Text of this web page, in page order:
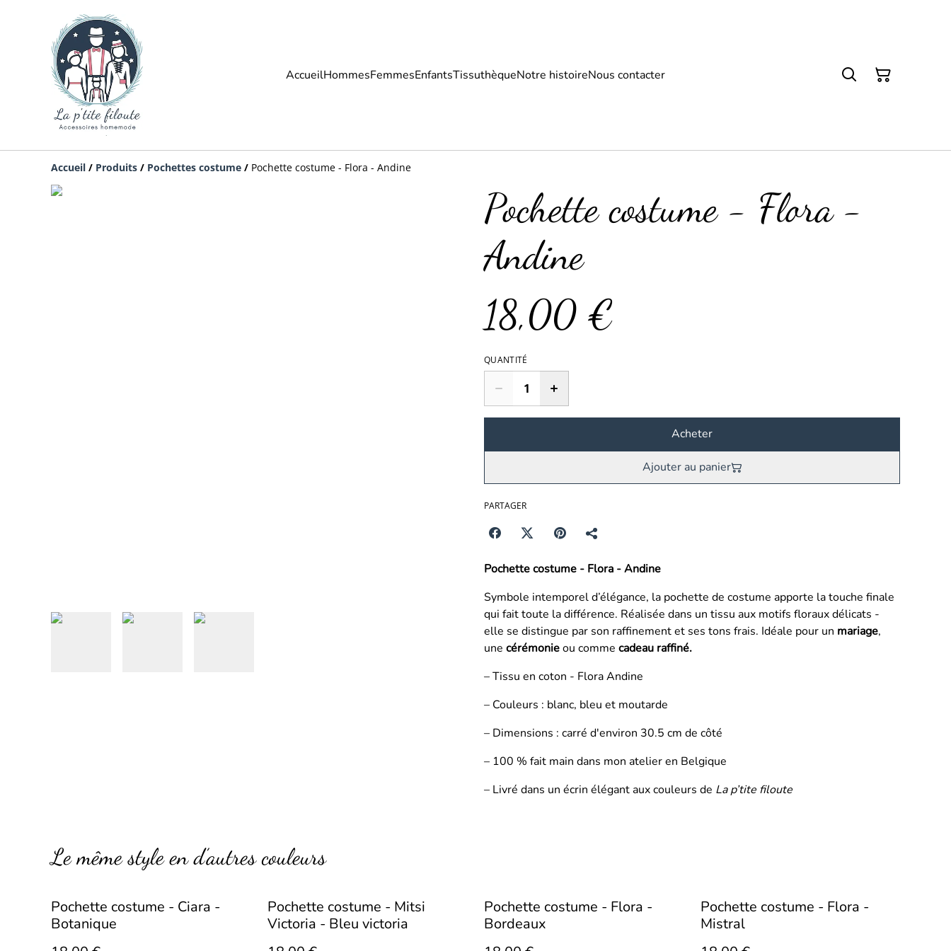
AccueilHommesFemmesEnfantsTissuthèqueNotre histoireNous contacter
Accueil / Produits / Pochettes costume / Pochette costume - Flora - Andine
Pochette costume - Flora -
Andine
18,00 €
QUANTITÉ
Acheter
Ajouter au panier
PARTAGER
Pochette costume - Flora - Andine
Symbole intemporel d’élégance, la pochette de costume apporte la touche finale
qui fait toute la différence. Réalisée dans un tissu aux motifs floraux délicats -
elle se distingue par son raffinement et ses tons frais. Idéale pour un mariage,
une cérémonieou comme cadeau raffiné.
– Tissu en coton - Flora Andine
– Couleurs : blanc, bleu et moutarde
– Dimensions : carré d'environ 30.5 cm de côté
– 100 % fait main dans mon atelier en Belgique
– Livré dans un écrin élégant aux couleurs de La p’tite filoute
Le même style en d’autres couleurs
Pochette costume - Ciara -
Botanique
Pochette costume - Mitsi
Victoria - Bleu victoria
Pochette costume - Flora -
Bordeaux
Pochette costume - Flora -
Mistral